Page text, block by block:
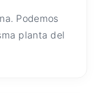
Podemos
planta del